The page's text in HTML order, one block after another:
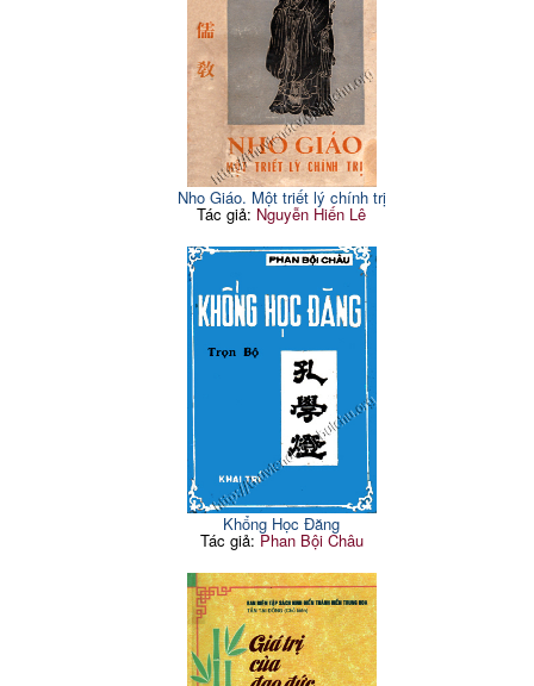
Nho Giáo. Một triết lý chính trị
Tác giả: Nguyễn Hiến Lê
Khổng Học Đăng
Tác giả:Phan Bội Châu